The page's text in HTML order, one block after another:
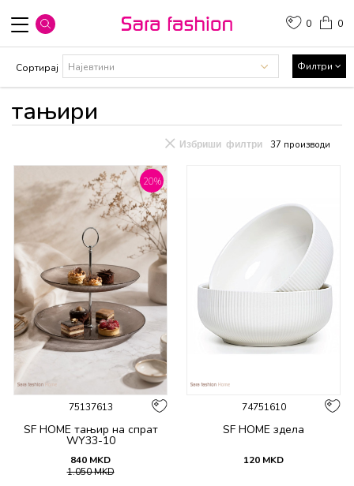
0
0
тањири
Сортирај Филтри
37 производи
Избриши филтри
20%
75137613
SF HOME тањир на спрат
WY33-10
840 MKD
1.050MKD
74751610
SF HOME здела
120 MKD